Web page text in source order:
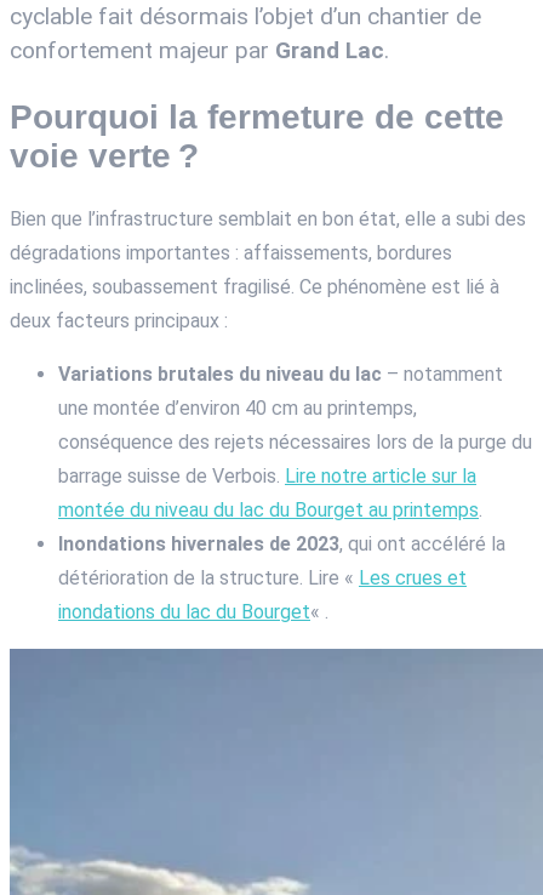
cyclable fait désormais l’objet d’un chantier de
confortement majeur par Grand Lac.
Pourquoi la fermeture de cette
voie verte ?
Bien que l’infrastructure semblait en bon état, elle a subi des
dégradations importantes : affaissements, bordures
inclinées, soubassement fragilisé. Ce phénomène est lié à
deux facteurs principaux :
Variations brutales du niveau du lac – notamment
une montée d’environ 40 cm au printemps,
conséquence des rejets nécessaires lors de la purge du
barrage suisse de Verbois. Lire notre article sur la
montée du niveau du lac du Bourget au printemps.
Inondations hivernales de 2023, qui ont accéléré la
détérioration de la structure. Lire « Les crues et
inondations du lac du Bourget« .